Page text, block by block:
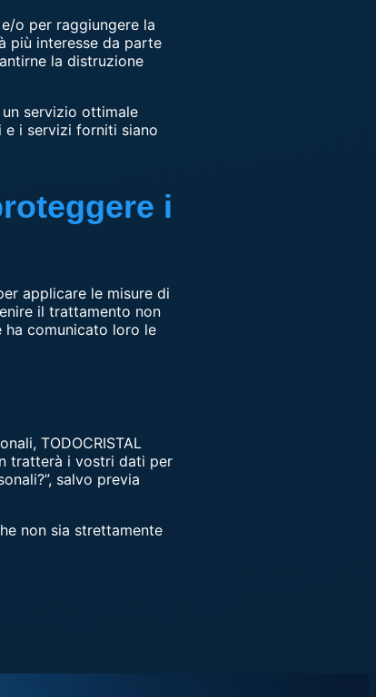
o per raggiungere la
più interesse da parte
la distruzione
servizio ottimale
e i servizi forniti siano
i
applicare le misure di
il trattamento non
comunicato loro le
TODOCRISTAL
tratterà i vostri dati per
salvo previa
non sia strettamente